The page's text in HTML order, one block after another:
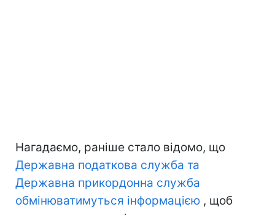
Нагадаємо, раніше стало відомо, що
Державна податкова служба та
Державна прикордонна служба
обмінюватимуться інформацією , щоб